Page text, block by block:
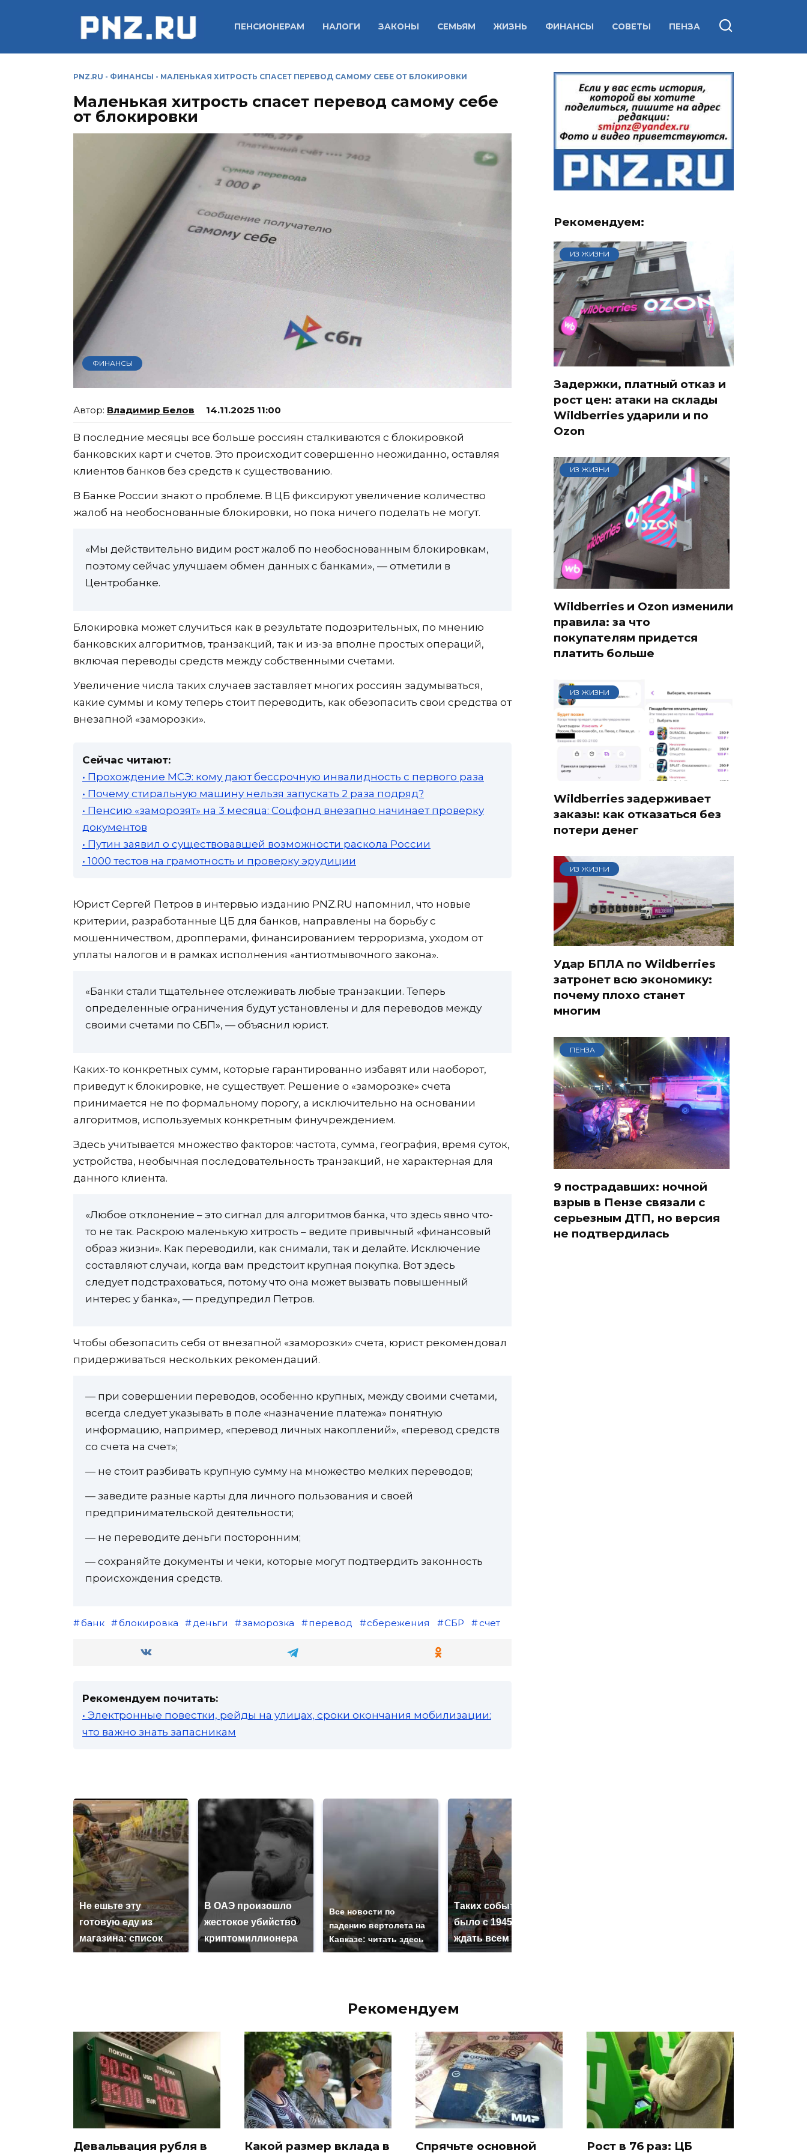
ПЕНСИОНЕРАМ НАЛОГИ ЗАКОНЫ СЕМЬЯМ ЖИЗНЬ ФИНАНСЫ СОВЕТЫ ПЕНЗА
PNZ.RU - ФИНАНСЫ - МАЛЕНЬКАЯ ХИТРОСТЬ СПАСЕТ ПЕРЕВОД САМОМУ СЕБЕ ОТ БЛОКИРОВКИ
Маленькая хитрость спасет перевод самому себе
от блокировки
ФИНАНСЫ
Владимир Белов 14.11.2025 11:00
В последние месяцы все больше россиян сталкиваются с блокировкой
банковских карт и счетов. Это происходит совершенно неожиданно, оставляя
клиентов банков без средств к существованию.
В Банке России знают о проблеме. В ЦБ фиксируют увеличение количество
жалоб на необоснованные блокировки, но пока ничего поделать не могут.
«Мы действительно видим рост жалоб по необоснованным блокировкам,
поэтому сейчас улучшаем обмен данных с банками», — отметили в
Центробанке.
Блокировка может случиться как в результате подозрительных, по мнению
банковских алгоритмов, транзакций, так и из-за вполне простых операций,
включая переводы средств между собственными счетами.
Увеличение числа таких случаев заставляет многих россиян задумываться,
какие суммы и кому теперь стоит переводить, как обезопасить свои средства от
внезапной «заморозки».
Сейчас читают:
• Прохождение МСЭ: кому дают бессрочную инвалидность с первого раза
• Почему стиральную машину нельзя запускать 2 раза подряд?
• Пенсию «заморозят» на 3 месяца: Соцфонд внезапно начинает проверку
документов
• Путин заявил о существовавшей возможности раскола России
• 1000 тестов на грамотность и проверку эрудиции
Юрист Сергей Петров в интервью изданию PNZ.RU напомнил, что новые
критерии, разработанные ЦБ для банков, направлены на борьбу с
мошенничеством, дропперами, финансированием терроризма, уходом от
уплаты налогов и в рамках исполнения «антиотмывочного закона».
«Банки стали тщательнее отслеживать любые транзакции. Теперь
определенные ограничения будут установлены и для переводов между
своими счетами по СБП», — объяснил юрист.
Каких-то конкретных сумм, которые гарантированно избавят или наоборот,
приведут к блокировке, не существует. Решение о «заморозке» счета
принимается не по формальному порогу, а исключительно на основании
алгоритмов, используемых конкретным финучреждением.
Здесь учитывается множество факторов: частота, сумма, география, время суток,
устройства, необычная последовательность транзакций, не характерная для
данного клиента.
«Любое отклонение – это сигнал для алгоритмов банка, что здесь явно что-
то не так. Раскрою маленькую хитрость – ведите привычный «финансовый
образ жизни». Как переводили, как снимали, так и делайте. Исключение
составляют случаи, когда вам предстоит крупная покупка. Вот здесь
следует подстраховаться, потому что она может вызвать повышенный
интерес у банка», — предупредил Петров.
Чтобы обезопасить себя от внезапной «заморозки» счета, юрист рекомендовал
придерживаться нескольких рекомендаций.
— при совершении переводов, особенно крупных, между своими счетами,
всегда следует указывать в поле «назначение платежа» понятную
информацию, например, «перевод личных накоплений», «перевод средств
со счета на счет»;
— не стоит разбивать крупную сумму на множество мелких переводов;
— заведите разные карты для личного пользования и своей
предпринимательской деятельности;
— не переводите деньги посторонним;
— сохраняйте документы и чеки, которые могут подтвердить законность
происхождения средств.
банк блокировка деньги заморозка перевод сбережения СБР счет
Рекомендуем почитать:
• Электронные повестки, рейды на улицах, сроки окончания мобилизации:
что важно знать запасникам
Не ешьте эту
готовую еду из
магазина: список
В ОАЭ произошло
жестокое убийство
криптомиллионера
Все новости по
падению вертолета на
Кавказе: читать здесь
Таких событий не
было с 1945: чего
ждать всем нам?
Рекомендуем:
ИЗ ЖИЗНИ
Задержки, платный отказ и
рост цен: атаки на склады
Wildberries ударили и по
Ozon
ИЗ ЖИЗНИ
Wildberries и Ozon изменили
правила: за что
покупателям придется
платить больше
ИЗ ЖИЗНИ
Wildberries задерживает
заказы: как отказаться без
потери денег
ИЗ ЖИЗНИ
Удар БПЛА по Wildberries
затронет всю экономику:
почему плохо станет
многим
ПЕНЗА
9 пострадавших: ночной
взрыв в Пензе связали с
серьезным ДТП, но версия
не подтвердилась
Рекомендуем
Девальвация рубля в Какой размер вклада в Спрячьте основной Рост в 76 раз: ЦБ